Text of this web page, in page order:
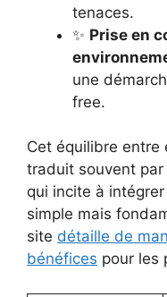
tenaces.
✨ Prise en
une
free.
Cet équilibre entre
traduit souvent
qui incite à
simple mais
site détaille de
bénéfices pour les